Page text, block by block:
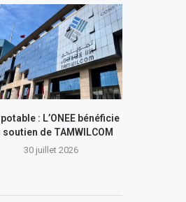
potable : L’ONEE bénéficie
soutien de TAMWILCOM
30 juillet 2026